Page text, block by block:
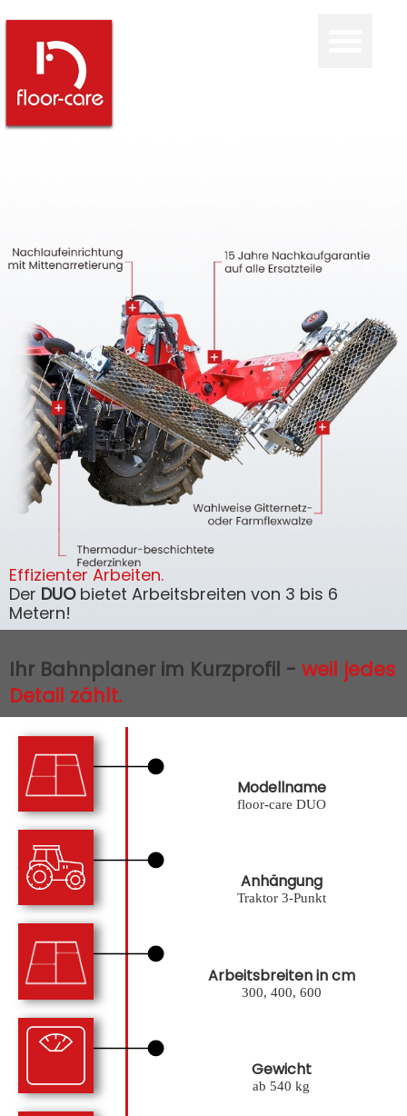
Effizienter Arbeiten.
Der DUObietet Arbeitsbreiten von 3 bis 6
Metern!
Ihr Bahnplaner im Kurzprofil - weil jedes
Detail zählt.
Modellname
floor-care DUO
Anhängung
Traktor 3-Punkt
Arbeitsbreiten in cm
300, 400, 600
Gewicht
ab 540 kg